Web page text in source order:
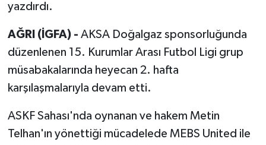
yazdırdı.
AĞRI (İGFA) - AKSA Doğalgaz sponsorluğunda
düzenlenen 15. Kurumlar Arası Futbol Ligi grup
müsabakalarında heyecan 2. hafta
karşılaşmalarıyla devam etti.
ASKF Sahası'nda oynanan ve hakem Metin
Telhan'ın yönettiği mücadelede MEBS United ile